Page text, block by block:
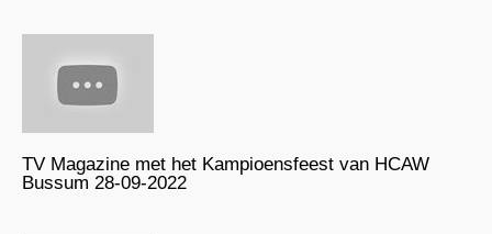
TV Magazine met het Kampioensfeest van HCAW
Bussum 28-09-2022